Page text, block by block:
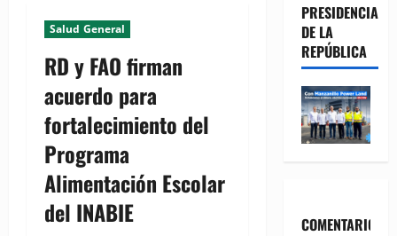
Salud General
RD y FAO firman
acuerdo para
fortalecimiento del
Programa
Alimentación Escolar
del INABIE
PRESIDENCIA
DE LA
REPÚBLICA
COMENTARIOS